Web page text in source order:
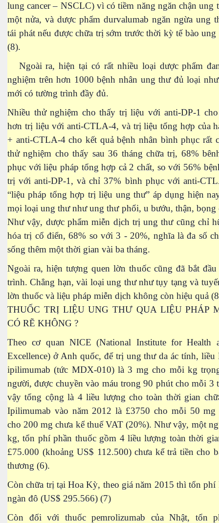
lung cancer – NSCLC) vì có tiềm năng ngăn chận ung
một nửa, và dược phẩm durvalumab ngăn ngừa ung
tái phát nếu được chữa trị sớm trước thời kỳ tế bào ung
(8).
Ngoài ra, hiện tại có rất nhiều loại dược phẩm
nghiệm trên hơn 1000 bệnh nhân ung thư đủ loại
mới có tường trình đầy đủ.
Nhiều thử nghiệm cho thấy trị liệu với anti-DP-1
hơn trị liệu với anti-CTLA-4, và trị liệu tổng hợp của
+ anti-CTLA-4 cho kết quả bệnh nhân bình phục rất
thử nghiệm cho thấy sau 36 tháng chữa trị, 68%
phục với liệu pháp tổng hợp cả 2 chất, so với 56%
trị với anti-DP-1, và chỉ 37% bình phục với anti-
“liệu pháp tổng hợp trị liệu ung thư” áp dụng hiện
mọi loại ung thư như ung thư phổi, u bướu, thận, bọng
Như vậy, dược phẩm miễn dịch trị ung thư cũng chỉ
hóa trị cổ điển, 68% so với 3 - 20%, nghĩa là đa số
sống thêm một thời gian vài ba tháng.
Ngoài ra, hiện tượng quen lờn thuốc cũng đã bắt
trình. Chẳng hạn, vài loại ung thư như tụy tạng và
lờn thuốc và liệu pháp miễn dịch không còn hiệu quả
THUỐC TRỊ LIỆU UNG THƯ QUA LIỆU PHÁP
CÓ RẼ KHÔNG ?
Theo cơ quan NICE (National Institute for Health
Excellence) ở Anh quốc, để trị ung thư da ác tính, liều
ipilimumab (tức MDX-010) là 3 mg cho mỗi kg
người, được chuyền vào máu trong 90 phút cho mỗi 3
vậy tổng cộng là 4 liều lượng cho toàn thời gian
Ipilimumab vào năm 2012 là £3750 cho mỗi 50 mg
cho 200 mg chưa kể thuế VAT (20%). Như vậy, một
kg, tổn phí phần thuốc gồm 4 liều lượng toàn thời
£75.000 (khoảng US$ 112.500) chưa kể trả tiền cho
thương (6).
Còn chữa trị tại Hoa Kỳ, theo giá năm 2015 thì tổn phí
ngàn đô (US$ 295.566) (7)
Còn đối với thuốc pemrolizumab của Nhật, tổn
tiêu chuẩn chọn bạn tình
đại - Phần 1
con người